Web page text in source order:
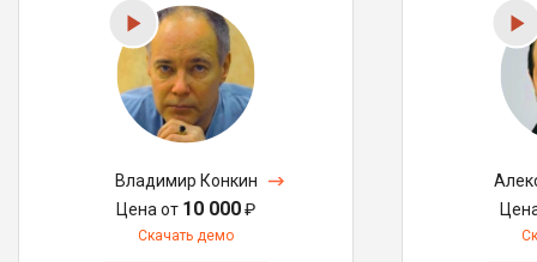
Владимир Конкин
Цена от 10 000₽
Скачать демо